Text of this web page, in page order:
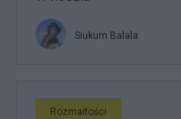
Siukum Balala
Rozmaitości